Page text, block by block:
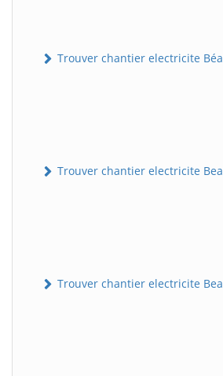
Trouver chantier electricite
Trouver chantier electricite
Trouver chantier electricite